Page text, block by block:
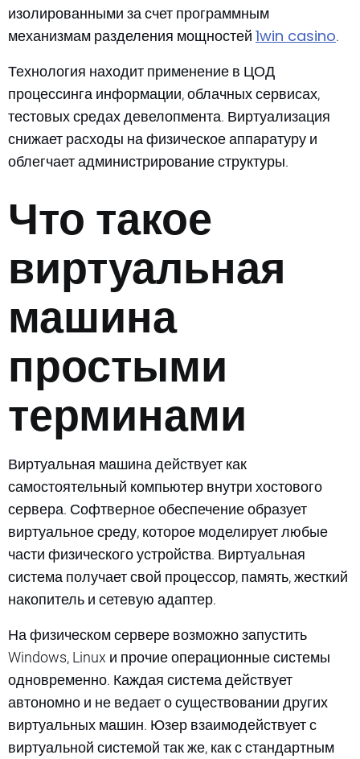
изолированными за счет программным
механизмам разделения мощностей 1win casino.
Технология находит применение в ЦОД
процессинга информации, облачных сервисах,
тестовых средах девелопмента. Виртуализация
снижает расходы на физическое аппаратуру и
облегчает администрирование структуры.
Что такое
виртуальная
машина
простыми
терминами
Виртуальная машина действует как
самостоятельный компьютер внутри хостового
сервера. Софтверное обеспечение образует
виртуальное среду, которое моделирует любые
части физического устройства. Виртуальная
система получает свой процессор, память, жесткий
накопитель и сетевую адаптер.
На физическом сервере возможно запустить
Windows, Linux и прочие операционные системы
одновременно. Каждая система действует
автономно и не ведает о существовании других
виртуальных машин. Юзер взаимодействует с
виртуальной системой так же, как с стандартным